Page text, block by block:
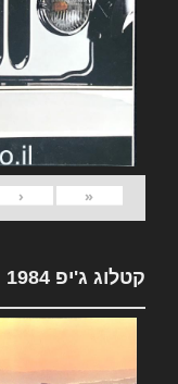
«
‹
קטלוג ג'יפ 1984